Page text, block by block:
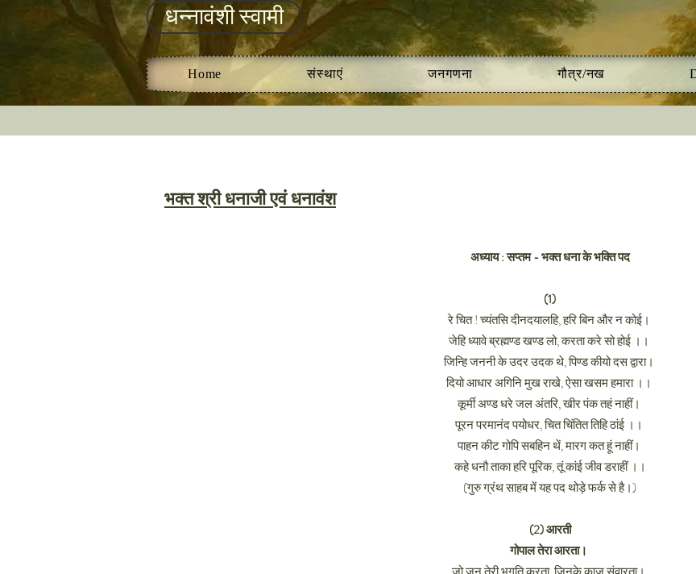
धन्नावंशी स्वामी
Home संस्थाएं जनगणना गौत्र/नख
भक्त श्री धनाजी एवं धनावंश
अध्याय : सप्तम - भक्त धना के भक्ति पद
(1)
रे चित ! च्यंतसि दीनदयालहि, हरि बिन और न कोई।
जेहि ध्यावे ब्रह्मण्ड खण्ड लो, करता करे सो होई ।।
जिन्हि जननी के उदर उदक थे, पिण्ड कीयो दस द्वारा।
दियो आधार अगिनि मुख राखे, ऐसा खसम हमारा ।।
कूर्मी अण्ड धरे जल अंतरि, खीर पंक तहं नाहीं।
पूरन परमानंद पयोधर, चित चिंतित तिहि ठांई ।।
पाहन कीट गोपि सबहिन थें, मारग कत हूं नाहीं।
कहे धनौ ताका हरि पूरिक, तूं कांई जीव डराहीं ।।
(गुरु ग्रंथ साहब में यह पद थोड़े फर्क से है।)
(2) आरती
गोपाल तेरा आरता।